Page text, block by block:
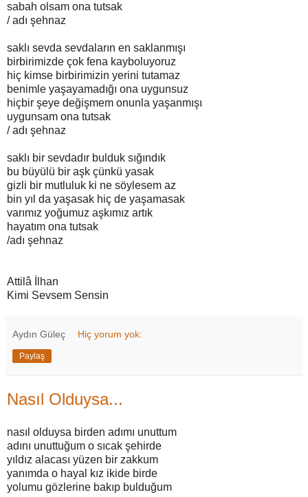
sabah olsam ona tutsak
/ adı şehnaz
saklı sevda sevdaların en saklanmışı
birbirimizde çok fena kayboluyoruz
hiç kimse birbirimizin yerini tutamaz
benimle yaşayamadığı ona uygunsuz
hiçbir şeye değişmem onunla yaşanmışı
uygunsam ona tutsak
/ adı şehnaz
saklı bir sevdadır bulduk sığındık
bu büyülü bir aşk çünkü yasak
gizli bir mutluluk ki ne söylesem az
bin yıl da yaşasak hiç de yaşamasak
varımız yoğumuz aşkımız artık
hayatım ona tutsak
/adı şehnaz
Attilâ İlhan
Kimi Sevsem Sensin
Aydın Güleç Hiç yorum yok:
Paylaş
Nasıl Olduysa...
nasıl olduysa birden adımı unuttum
adını unuttuğum o sıcak şehirde
yıldız alacası yüzen bir zakkum
yanımda o hayal kız ikide birde
yolumu gözlerine bakıp bulduğum